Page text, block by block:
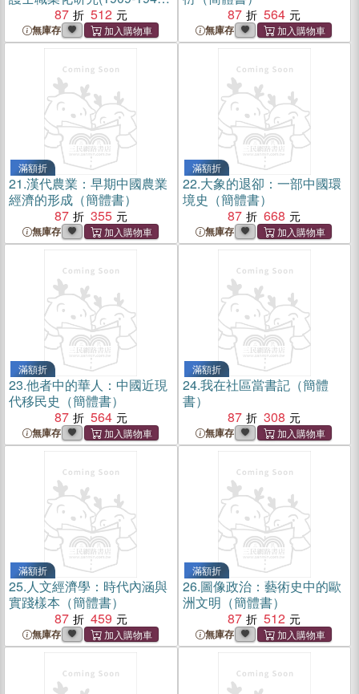
（簡體書）
87 512
無庫存
87
564
無庫存
滿額折
21.漢代農業：早期中國農業
經濟的形成（簡體書）
87
355
無庫存
滿額折
22.大象的退卻：一部中國環
境史（簡體書）
87
668
無庫存
滿額折
23.他者中的華人：中國近現
代移民史（簡體書）
87
564
無庫存
滿額折
24.我在社區當書記（簡體
書）
87
308
無庫存
滿額折
25.人文經濟學：時代內涵與
實踐樣本（簡體書）
87
459
無庫存
滿額折
26.圖像政治：藝術史中的歐
洲文明（簡體書）
87
512
無庫存